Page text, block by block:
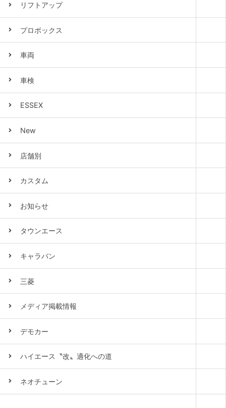
リフトアップ
プロボックス
車両
車検
ESSEX
New
店舗別
カスタム
お知らせ
タウンエース
キャラバン
三菱
メディア掲載情報
デモカー
ハイエース〝改〟適化への道
ネオチューン